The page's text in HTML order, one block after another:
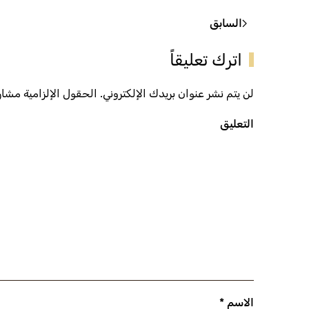
السابق
اترك تعليقاً
لن يتم نشر عنوان بريدك الإلكتروني. الحقول الإلزامية مشار
التعليق
الاسم *